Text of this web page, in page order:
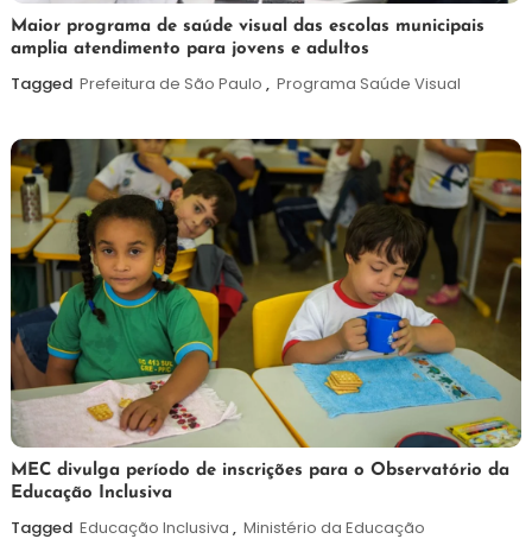
7
de
agosto
Maurilio
Maior programa de saúde visual das escolas municipais
amplia atendimento para jovens e adultos
Tagged Prefeitura de São Paulo , Programa Saúde Visual
7
de
agosto
Maurilio
MEC divulga período de inscrições para o Observatório da
Educação Inclusiva
Tagged Educação Inclusiva , Ministério da Educação